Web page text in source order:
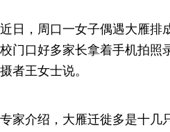
近日，周口一女子偶遇大雁排
校门口好多家长拿着手机拍照
摄者王女士说。
专家介绍，大雁迁徙多是十几